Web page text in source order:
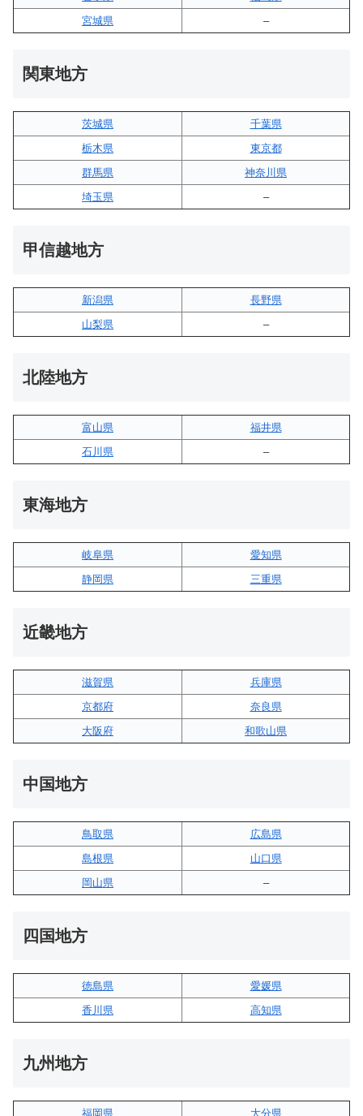
宮城県
–
関東地方
茨城県
千葉県
栃木県
東京都
群馬県
神奈川県
埼玉県
–
甲信越地方
新潟県
長野県
山梨県
–
北陸地方
富山県
福井県
石川県
–
東海地方
岐阜県
愛知県
静岡県
三重県
近畿地方
滋賀県
兵庫県
京都府
奈良県
大阪府
和歌山県
中国地方
鳥取県
広島県
島根県
山口県
岡山県
–
四国地方
徳島県
愛媛県
香川県
高知県
九州地方
福岡県 大分県